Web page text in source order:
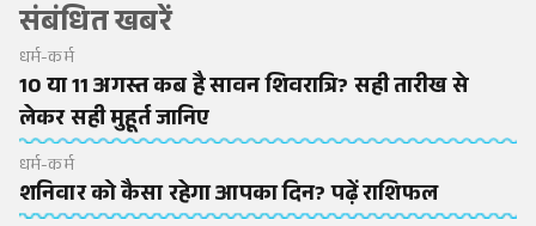
संबंधित खबरें
धर्म-कर्म
10 या 11 अगस्त कब है सावन शिवरात्रि? सही तारीख से
लेकर सही मुहूर्त जानिए
धर्म-कर्म
शनिवार को कैसा रहेगा आपका दिन? पढ़ें राशिफल